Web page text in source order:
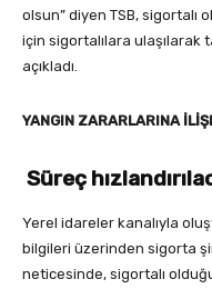
olsun” diyen TSB,
için sigortalılara ulaşılarak
açıkladı.
YANGIN ZARARLARINA
Süreç
Yerel idareler kanalıyla
bilgileri üzerinden sigorta
neticesinde, sigortalı